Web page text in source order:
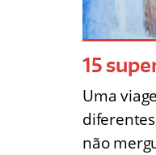
15
Uma
não